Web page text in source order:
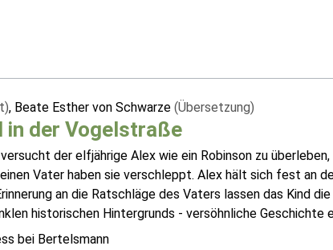
, Beate Esther von Schwarze (Übersetzung)
in der Vogelstraße
versucht der elfjährige Alex wie ein Robinson zu
Vater haben sie verschleppt. Alex hält sich fest an
an die Ratschläge des Vaters lassen das Kind
historischen Hintergrunds - versöhnliche Geschichte
bei Bertelsmann